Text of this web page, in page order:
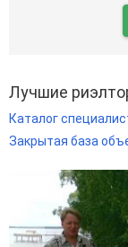
Лучшие
Каталог
Закрытая база